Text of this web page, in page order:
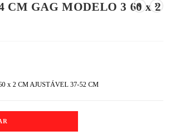
GAG MODELO 3 60 x 2
x 2 CM AJUSTÁVEL 37-52 CM